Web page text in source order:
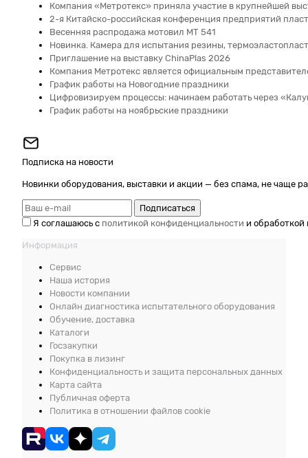
Компания «Метротекс» приняла участие в крупнейшей
2-я Китайско-российская конференция предприятий
Весенняя распродажа мотовил МТ 541
Новинка. Камера для испытания резины,
Приглашение на выставку ChinaPlas 2026
Компания Метротекс является официальным
График работы на Новогодние праздники
Цифровизируем процессы: начинаем работать через
График работы на ноябрьские праздники
Подписка на новости
Новинки оборудования, выставки и акции — без спама, не чаще
Подписаться
Я соглашаюсь с политикой конфиденциальности и
Информация
Сервис
Наша история
Новости компании
Онлайн диагностика испытательного оборудования
Обучение, доставка
Каталоги
Госзакупки
Покупка в лизинг
Конфиденциальность и защита персональных данных
Карта сайта
Публичная оферта
Политика в отношении файлов cookie